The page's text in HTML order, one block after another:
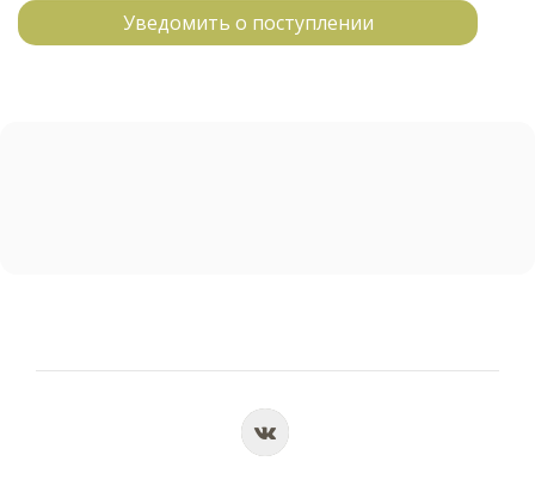
Уведомить о поступлении